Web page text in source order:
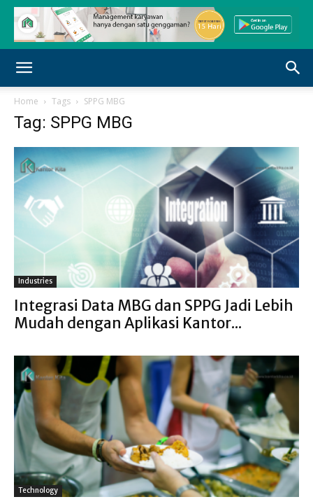
Home Tags SPPG MBG
Tag: SPPG MBG
Industries
Integrasi Data MBG dan SPPG Jadi Lebih
Mudah dengan Aplikasi Kantor...
Technology